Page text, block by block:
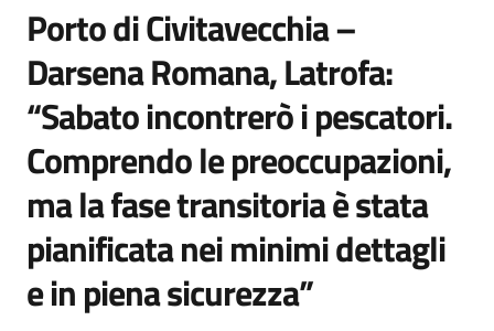
Porto di Civitavecchia –
Darsena Romana, Latrofa:
“Sabato incontrerò i pescatori.
Comprendo le preoccupazioni,
ma la fase transitoria è stata
pianificata nei minimi dettagli
e in piena sicurezza”